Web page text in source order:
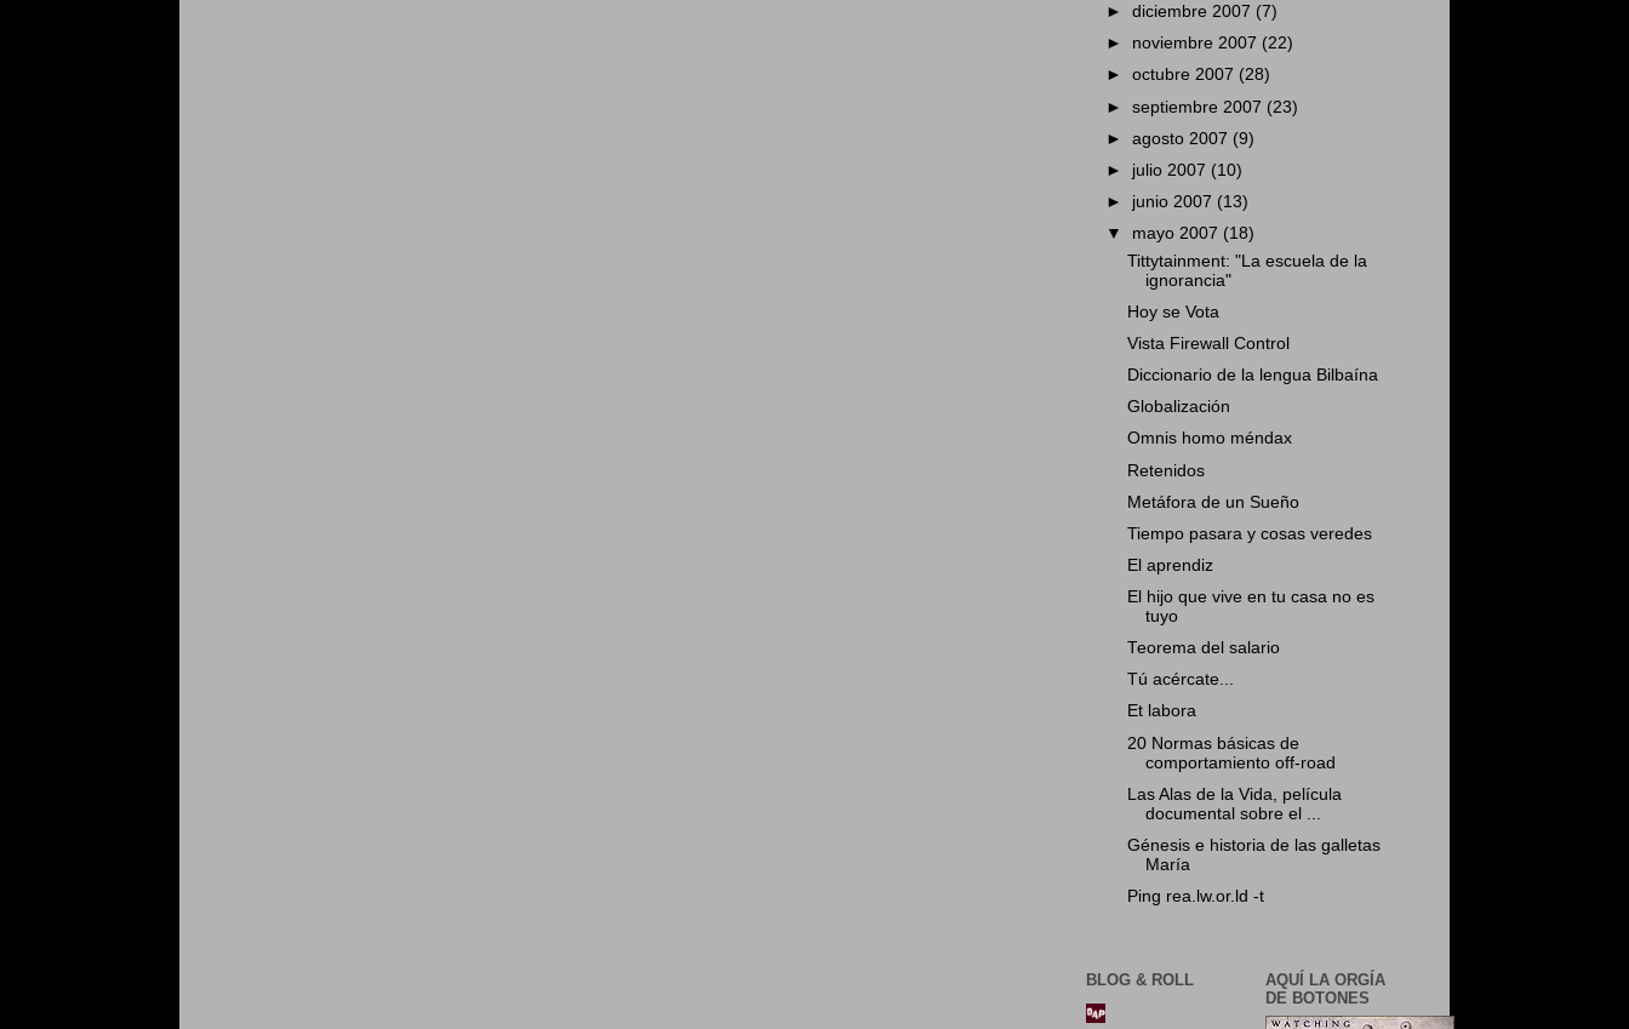
►diciembre 2007 (7)
► noviembre 2007 (22)
►octubre 2007 (28)
►septiembre 2007 (23)
►agosto 2007 (9)
► julio 2007 (10)
► junio 2007 (13)
▼ mayo 2007 (18)
Tittytainment: "La escuela de la
ignorancia"
Hoy se Vota
Vista Firewall Control
Diccionario de la lengua Bilbaína
Globalización
Omnis homo méndax
Retenidos
Metáfora de un Sueño
Tiempo pasara y cosas veredes
El aprendiz
El hijo que vive en tu casa no es
tuyo
Teorema del salario
Tú acércate...
Et labora
20 Normas básicas de
comportamiento off-road
Las Alas de la Vida, película
documental sobre el ...
Génesis e historia de las galletas
María
Ping rea.lw.or.ld -t
BLOG & ROLL
AQUÍ LA ORGÍA
DE BOTONES